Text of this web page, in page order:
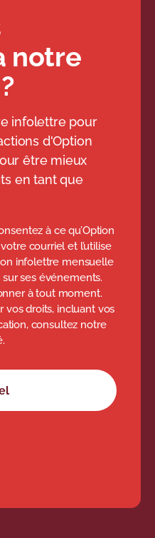
notre
infolettre pour
d'Option
être mieux
en tant que
à ce qu’Option
courriel et l’utilise
infolettre mensuelle
ses événements.
à tout moment.
vos droits, incluant vos
consultez notre
à l'infolettre